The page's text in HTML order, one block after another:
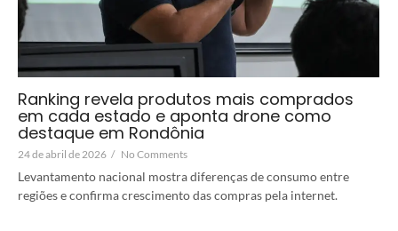
Ranking revela produtos mais comprados
em cada estado e aponta drone como
destaque em Rondônia
24 de abril de 2026 / No Comments
Levantamento nacional mostra diferenças de consumo entre
regiões e confirma crescimento das compras pela internet.